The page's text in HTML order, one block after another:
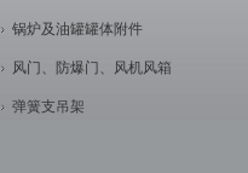
锅炉及油罐罐体附件
风门、防爆门、风机风箱
弹簧支吊架